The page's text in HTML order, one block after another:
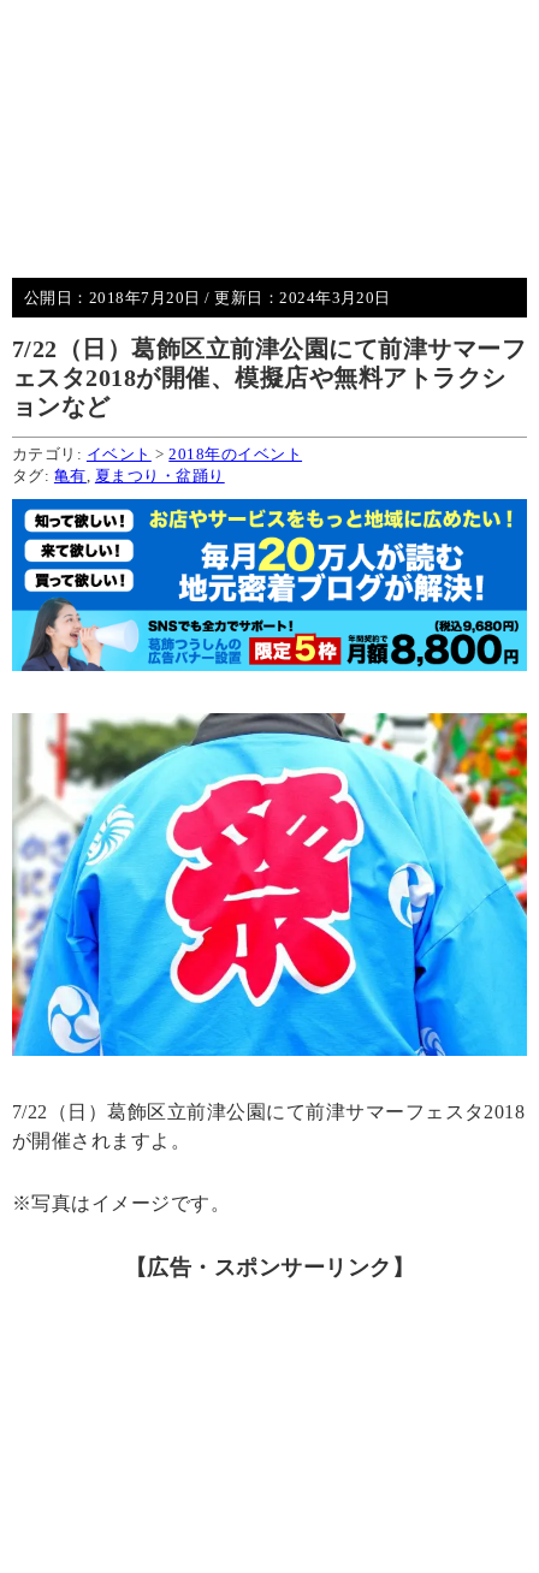
公開日： 2018年7月20日 / 更新日：2024年3月20日
7/22（日）葛飾区立前津公園にて前津サマーフ
ェスタ2018が開催、模擬店や無料アトラクシ
ョンなど
カテゴリ: イベント >2018年のイベント
タグ: 亀有 夏まつり・盆踊り
7/22（日）葛飾区立前津公園にて前津サマーフェスタ2018
が開催されますよ。
※写真はイメージです。
【広告・スポンサーリンク】